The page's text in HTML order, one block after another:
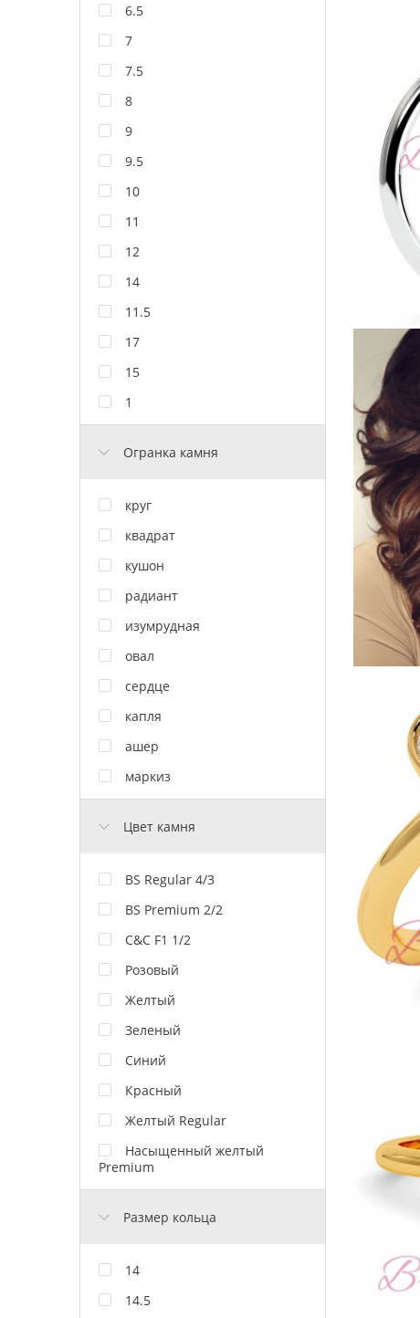
6.5
7
7.5
8
9
9.5
10
11
12
14
11.5
17
15
1
Огранка камня
круг
квадрат
кушон
радиант
изумрудная
овал
сердце
капля
ашер
маркиз
Цвет камня
BS Regular 4/3
BS Premium 2/2
C&C F1 1/2
Розовый
Желтый
Зеленый
Синий
Красный
Желтый Regular
Насыщенный желтый
Premium
Размер кольца
14
14.5